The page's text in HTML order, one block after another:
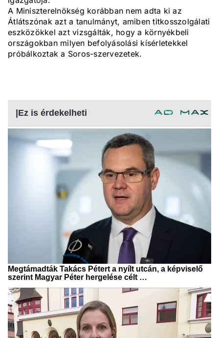
A Miniszterelnökség korábban nem adta ki az
Átlátszónak azt a tanulmányt, amiben titkosszolgálati
eszközökkel azt vizsgálták, hogy a környékbeli
országokban milyen befolyásolási kísérletekkel
próbálkoztak a Soros-szervezetek.